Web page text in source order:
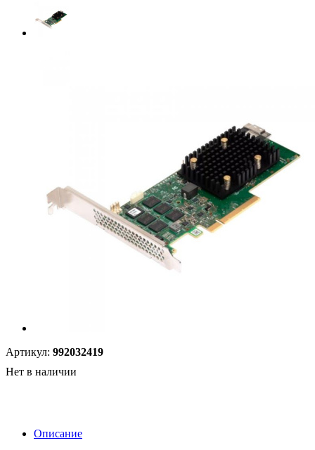
Артикул: 992032419
Нет в наличии
Описание